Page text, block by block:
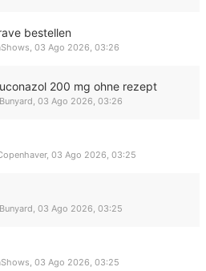
bestellen
, 03 Ago 2026, 03:26
200 mg ohne rezept
, 03 Ago 2026, 03:26
, 03 Ago 2026, 03:25
, 03 Ago 2026, 03:25
, 03 Ago 2026, 03:25